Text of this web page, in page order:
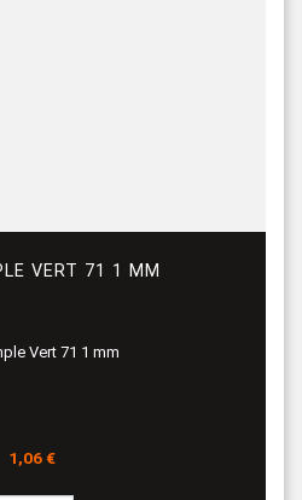
VERT 71 1 MM
Vert 71 1 mm
Prix
1,06 €